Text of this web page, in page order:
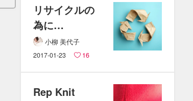
リサイクルの​
為に​
ホッチキスの​
針を​
外さなくても​
問題ない？​
小柳 美代子
2017-01-23
16
Rep Knit​